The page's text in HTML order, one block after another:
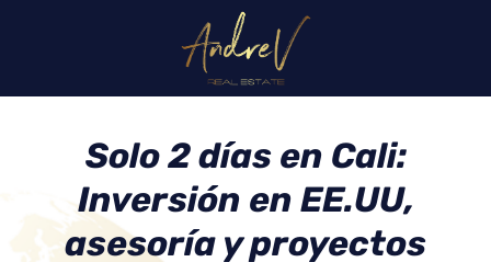
Solo 2 días en Cali:
Inversión en EE.UU,
asesoría y proyectos